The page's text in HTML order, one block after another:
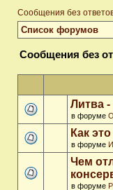
Сообщения без
Список форумов
Сообщения без
Литва
в форуме
Как
в форуме
Чем
в форуме